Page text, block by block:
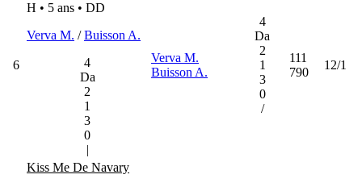
6
H • 5 ans • DD
Verva M. /Buisson A.
4
Da
2
1
3
0
|
Verva M.
Buisson A.
4
Da
2
1
3
0
/
111
790
12/1
Kiss Me De Navary